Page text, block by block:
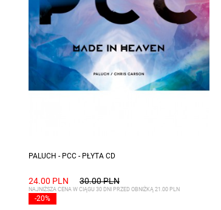
PALUCH - PCC - PŁYTA CD
24.00 PLN 30.00 PLN
-20%
NAJNIŻSZA CENA W CIĄGU 30 DNI PRZED OBNIŻKĄ 21.00 PLN